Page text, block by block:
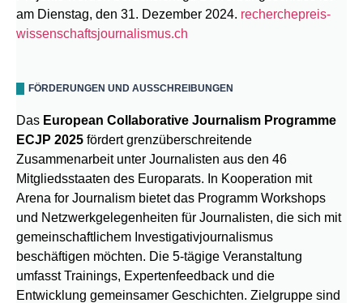
am Dienstag, den 31. Dezember 2024. recherchepreis-
wissenschaftsjournalismus.ch
FÖRDERUNGEN UND AUSSCHREIBUNGEN
Das European Collaborative Journalism Programme
ECJP 2025 fördert grenzüberschreitende
Zusammenarbeit unter Journalisten aus den 46
Mitgliedsstaaten des Europarats. In Kooperation mit
Arena for Journalism bietet das Programm Workshops
und Netzwerkgelegenheiten für Journalisten, die sich mit
gemeinschaftlichem Investigativjournalismus
beschäftigen möchten. Die 5-tägige Veranstaltung
umfasst Trainings, Expertenfeedback und die
Entwicklung gemeinsamer Geschichten. Zielgruppe sind